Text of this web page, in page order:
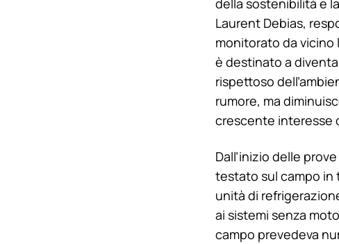
Laurent Debias,
monitorato da vicino
è destinato a
rispettoso
rumore, ma
crescente interesse
Dall’inizio delle
testato sul campo in
unità di
ai sistemi senza
campo prevedeva